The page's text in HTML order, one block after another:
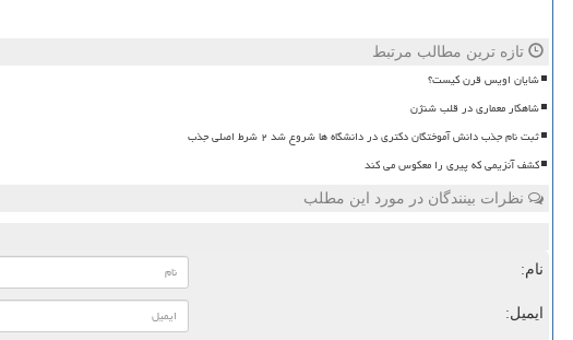
تازه ترین مطالب مرتبط
شایان اویس قرن کیست؟
شاهکار معماری در قلب شنژن
ثبت نام جذب دانش آموختگان دکتری در دانشگاه ها شروع شد ۲ شرط اصلی جذب
کشف آنزیمی که پیری را معکوس می کند
نظرات بینندگان در مورد این مطلب
نام:
ایمیل: